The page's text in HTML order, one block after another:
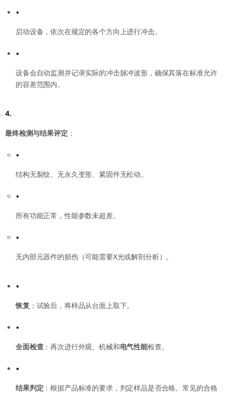
•
启动设备，依次在规定的各个方向上进行冲击。
•
设备会自动监测并记录实际的冲击脉冲波形，确保其落在标准允许
的容差范围内。
4.
最终检测与结果评定 ：
•
结构无裂纹、无永久变形、紧固件无松动。
•
所有功能正常，性能参数未超差。
•
无内部元器件的损伤（可能需要X光或解剖分析）。
•
恢复 ：试验后，将样品从台面上取下。
•
全面检查：再次进行外观、机械和电气性能检查。
•
结果判定 ：根据产品标准的要求，判定样品是否合格。常见的合格